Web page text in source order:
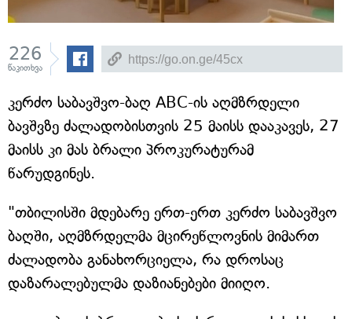
226
წაკითხვა
კერძო საბავშვო-ბაღ ABC-ის აღმზრდელი
ბავშვზე ძალადობისთვის 25 მაისს დააკავეს, 27
მაისს კი მას ბრალი პროკურატურამ
წარუდგინეს.
"თბილისში მდებარე ერთ-ერთ კერძო საბავშვო
ბაღში, აღმზრდელმა მცირეწლოვნის მიმართ
ძალადობა განახორციელა, რა დროსაც
დაზარალებულმა დაზიანებები მიიღო.